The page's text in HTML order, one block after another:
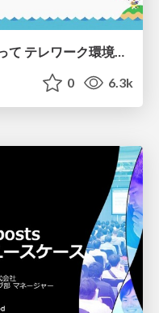
AWSのVDI WorkSpacesを使って テレワーク環境を実装するときの勘所
0 6.3k